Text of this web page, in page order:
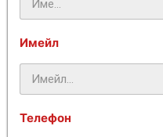
Имейл
Телефон